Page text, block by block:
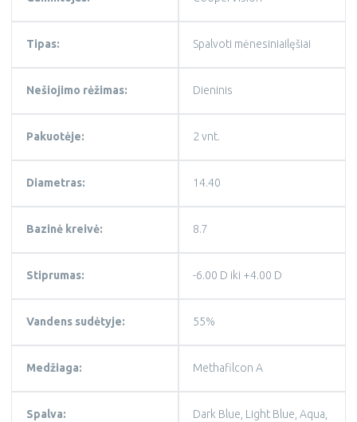
Tipas: Spalvoti mėnesiniailęšiai
Nešiojimo rėžimas: Dieninis
Pakuotėje: 2 vnt.
Diametras: 14.40
Bazinė kreivė: 8.7
Stiprumas: -6.00 D iki +4.00 D
Vandens sudėtyje: 55%
Medžiaga: Methafilcon A
Spalva:
Dark Blue, Light Blue, Aqua,